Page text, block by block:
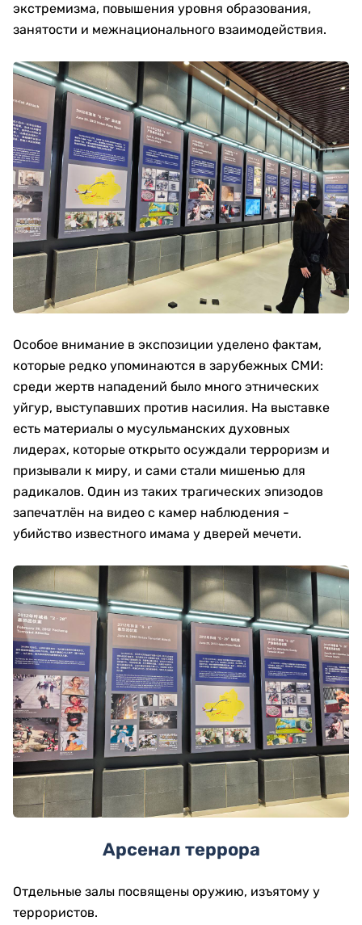
экстремизма, повышения уровня образования,
занятости и межнационального взаимодействия.
Особое внимание в экспозиции уделено фактам,
которые редко упоминаются в зарубежных СМИ:
среди жертв нападений было много этнических
уйгур, выступавших против насилия. На выставке
есть материалы о мусульманских духовных
лидерах, которые открыто осуждали терроризм и
призывали к миру, и сами стали мишенью для
радикалов. Один из таких трагических эпизодов
запечатлён на видео с камер наблюдения -
убийство известного имама у дверей мечети.
Арсенал террора
Отдельные залы посвящены оружию, изъятому у
террористов.